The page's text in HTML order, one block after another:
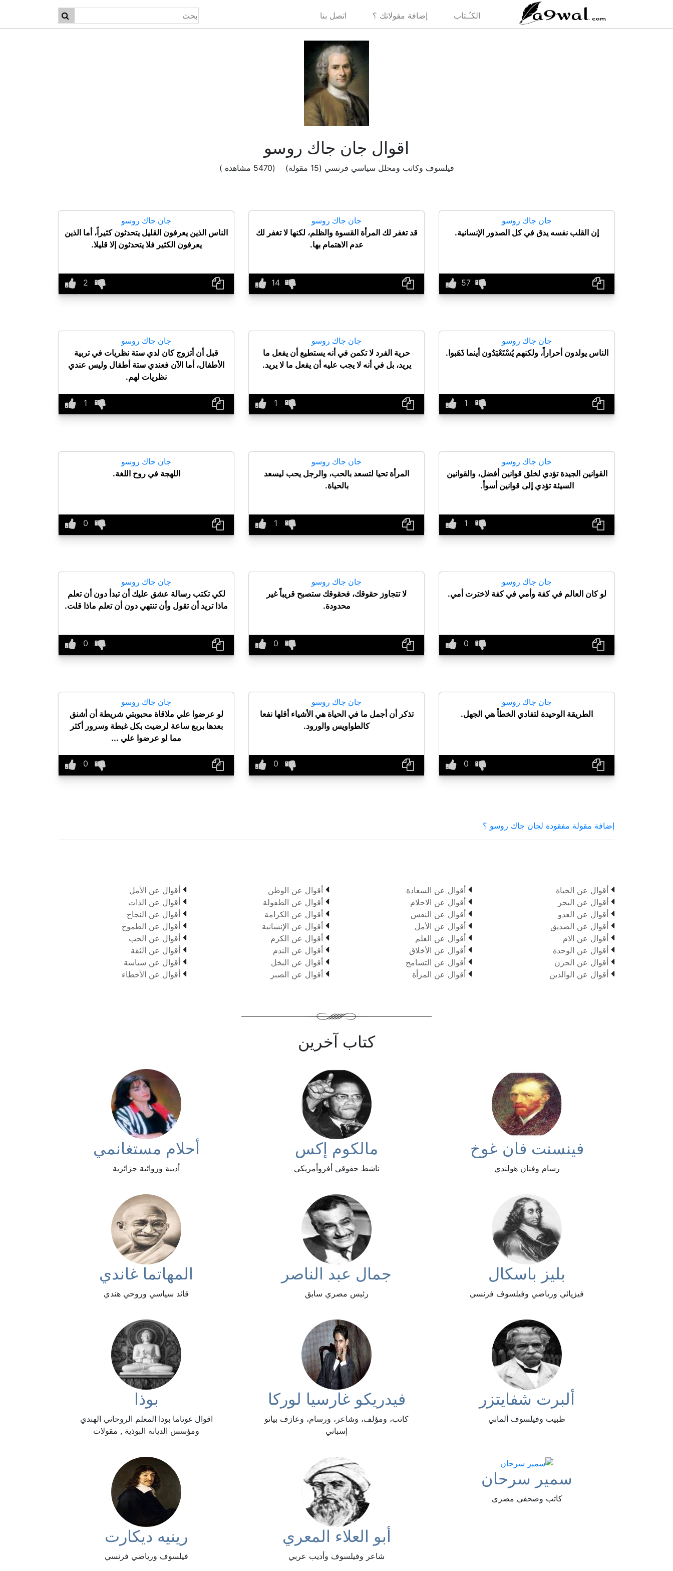
الكـُـتاب إضافة مقولاتك ؟ اتصل بنا
اقوال جان جاك روسو
فيلسوف وكاتب ومحلل سياسي فرنسي (15 مقولة) (5470 مشاهدة )
جان جاك روسو
إن القلب نفسه يدق في كل الصدور الإنسانية.
جان جاك روسو
قد تغفر لك المرأة القسوة والظلم، لكنها لا تغفر لك
عدم الاهتمام بها.
جان جاك روسو
الناس الذين يعرفون القليل يتحدثون كثيراً، أما الذين
يعرفون الكثير فلا يتحدثون إلا قليلا.
جان جاك روسو
الناس يولدون أحراراً، ولكنهم يُسْتَعْبَدُون أينما ذَهَبوا.
جان جاك روسو
حرية الفرد لا تكمن في أنه يستطيع أن يفعل ما
يريد، بل في أنه لا يجب عليه أن يفعل ما لا يريد.
جان جاك روسو
قبل أن أتزوج كان لدي ستة نظريات في تربية
الأطفال، أما الآن فعندي ستة أطفال وليس عندي
نظريات لهم.
جان جاك روسو
القوانين الجيدة تؤدي لخلق قوانين أفضل، والقوانين
السيئة تؤدي إلى قوانين أسوأ.
جان جاك روسو
المرأة تحيا لتسعد بالحب، والرجل يحب ليسعد
بالحياة.
جان جاك روسو
اللهجة في روح اللغة.
جان جاك روسو
لو كان العالم في كفة وأمي في كفة لاخترت أمي.
جان جاك روسو
لا تتجاوز حقوقك، فحقوقك ستصبح قريباً غير
محدودة.
جان جاك روسو
لكي تكتب رسالة عشق عليك أن تبدأ دون أن تعلم
ماذا تريد أن تقول وأن تنتهي دون أن تعلم ماذا قلت.
جان جاك روسو
الطريقة الوحيدة لتفادي الخطأ هي الجهل.
جان جاك روسو
تذكر أن أجمل ما في الحياة هي الأشياء أقلها نفعا
كالطواويس والورود.
جان جاك روسو
لو عرضوا علي ملاقاة محبوبتي شريطة أن أشنق
بعدها بربع ساعة لرضيت بكل غبطة وسرور أكثر
مما لو عرضوا علي ...
إضافة مقولة مفقودة لجان جاك روسو ؟
 أقوال عن الحياة
 أقوال عن البحر
 أقوال عن العدو
 أقوال عن الصديق
 أقوال عن الام
 أقوال عن الوحدة
 أقوال عن الحزن
 أقوال عن الوالدين
 أقوال عن السعادة
 أقوال عن الاحلام
 أقوال عن النفس
 أقوال عن الأمل
 أقوال عن العلم
 أقوال عن الأخلاق
 أقوال عن التسامح
 أقوال عن المرأة
 أقوال عن الوطن
 أقوال عن الطفولة
 أقوال عن الكرامة
 أقوال عن الإنسانية
 أقوال عن الكرم
 أقوال عن الندم
 أقوال عن البخل
 أقوال عن الصبر
 أقوال عن الأمل
 أقوال عن الذات
 أقوال عن النجاح
 أقوال عن الطموح
 أقوال عن الحب
 أقوال عن الثقة
 أقوال عن سياسة
 أقوال عن الأخطاء
كتاب آخرين
فينسنت فان غوخ
رسام وفنان هولندي
مالكوم إكس
ناشط حقوقي أفروأمريكي
أحلام مستغانمي
أديبة وروائية جزائرية
بليز باسكال
فيزيائي ورياضي وفيلسوف فرنسي
جمال عبد الناصر
رئيس مصري سابق
المهاتما غاندي
قائد سياسي وروحي هندي
ألبرت شفايتزر
طبيب وفيلسوف ألماني
فيدريكو غارسيا لوركا
كاتب، ومؤلف، وشاعر، ورسام، وعازف بيانو
إسباني
بوذا
اقوال غوتاما بودا المعلم الروحاني الهندي
ومؤسس الديانة البوذية , مقولات
سمير سرحان
كاتب وصحفي مصري
أبو العلاء المعري
شاعر وفيلسوف وأديب عربي
رينيه ديكارت
فيلسوف ورياضي فرنسي